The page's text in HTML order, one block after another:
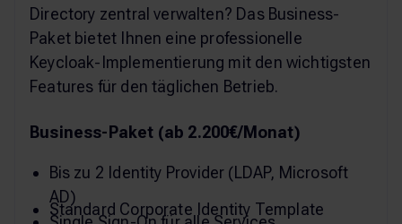
Directory zentral verwalten? Das Business-
Paket bietet Ihnen eine professionelle
Keycloak-Implementierung mit den wichtigsten
Features für den täglichen Betrieb.
Business-Paket (ab 2.200€/Monat)
Bis zu 2 Identity Provider (LDAP, Microsoft
AD)
Standard Corporate Identity Template